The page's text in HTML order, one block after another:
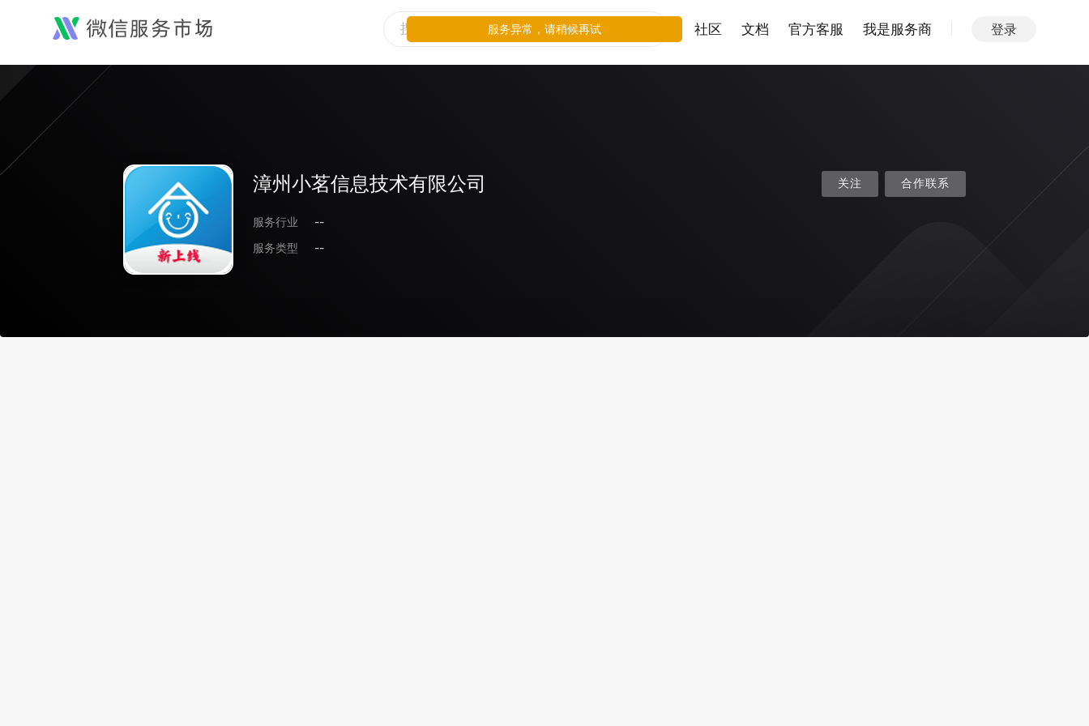
社区 文档 官方客服 我是服务商 登录
漳州小茗信息技术有限公司
服务行业
--
服务类型
--
关注 合作联系
服务异常，请稍候再试